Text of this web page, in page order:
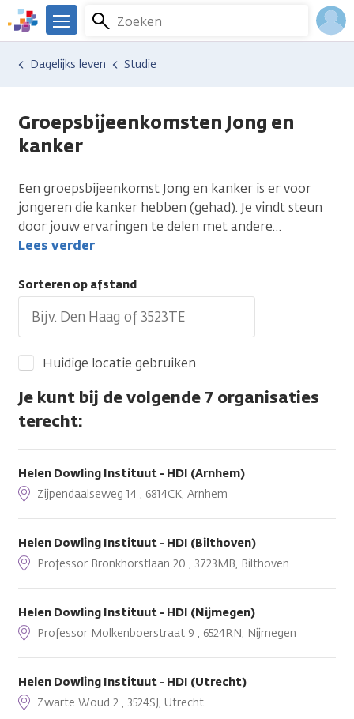
Overslaan
en
naar
We
er
Kanker.nl
Zoeken
Menu
Hulp en ondersteuning
Vind hulp bij kanker
Dagelijks leven Studie
Groepsbijeenkomsten Jong en
kanker
Een groepsbijeenkomst Jong en kanker is er voor
jongeren die kanker hebben (gehad). Je vindt steun
door jouw ervaringen te delen met andere…
Lees verder
Sorteren op afstand
Huidige locatie gebruiken
Je kunt bij de volgende 7 organisaties
terecht:
Helen Dowling Instituut - HDI (Arnhem)
Zijpendaalseweg 14 , 6814CK, Arnhem
Helen Dowling Instituut - HDI (Bilthoven)
Professor Bronkhorstlaan 20 , 3723MB, Bilthoven
Helen Dowling Instituut - HDI (Nijmegen)
Professor Molkenboerstraat 9 , 6524RN, Nijmegen
Helen Dowling Instituut - HDI (Utrecht)
Zwarte Woud 2 , 3524SJ, Utrecht